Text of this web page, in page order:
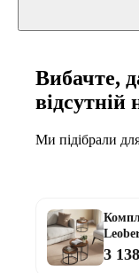
Вибачте,
відсутній
Ми підібрали
3